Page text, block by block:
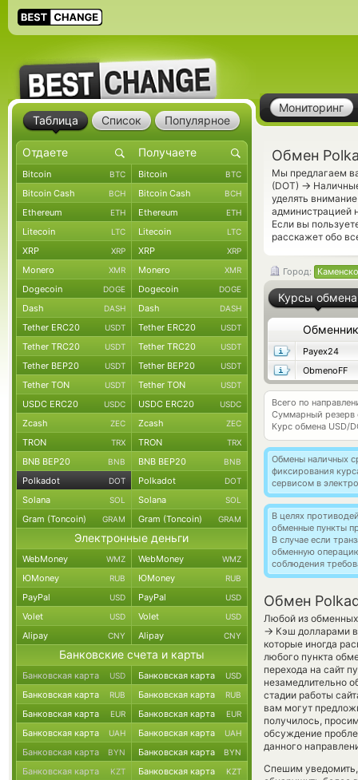
Мониторинг
Обмен
Мы предлагаем
(DOT) →
уделять
администрацией
Если вы
расскажет обо
Город:
Курсы обмена
Обменник
Payex24
ObmenoFF
Всего по
Суммарный резерв
Курс обмена USD/
Обмены наличных
фиксирования
сервисом в
В целях
обменные пункты
В случае если
обменную
соблюдения
Обмен
Любой из обменных
→ Кэш долларами
которые иногда
любого пункта
перехода на сайт
незамедлительно
стадии работы
вам могут
получилось,
обсуждение
данного
Спешим
Таблица Список Популярное
Bitcoin BTC Bitcoin BTC
Bitcoin Cash BCH Bitcoin Cash BCH
Ethereum ETH Ethereum ETH
Litecoin LTC Litecoin LTC
XRP XRP XRP XRP
Monero XMR Monero XMR
Dogecoin DOGE Dogecoin DOGE
Dash DASH Dash DASH
Tether ERC20 USDT Tether ERC20 USDT
Tether TRC20 USDT Tether TRC20 USDT
Tether BEP20 USDT Tether BEP20 USDT
Tether TON USDT Tether TON USDT
USDC ERC20 USDC USDC ERC20 USDC
Zcash ZEC Zcash ZEC
TRON TRX TRON TRX
BNB BEP20 BNB BNB BEP20 BNB
Polkadot DOT Polkadot DOT
Solana SOL Solana SOL
Gram (Toncoin) GRAM Gram (Toncoin) GRAM
Электронные деньги
WebMoney WMZ WebMoney WMZ
ЮMoney RUB ЮMoney RUB
PayPal USD PayPal USD
Volet USD Volet USD
Alipay CNY Alipay CNY
Банковские счета и карты
Банковская карта USD Банковская карта USD
Банковская карта RUB Банковская карта RUB
Банковская карта EUR Банковская карта EUR
Банковская карта UAH Банковская карта UAH
Банковская карта BYN Банковская карта BYN
Банковская карта KZT Банковская карта KZT